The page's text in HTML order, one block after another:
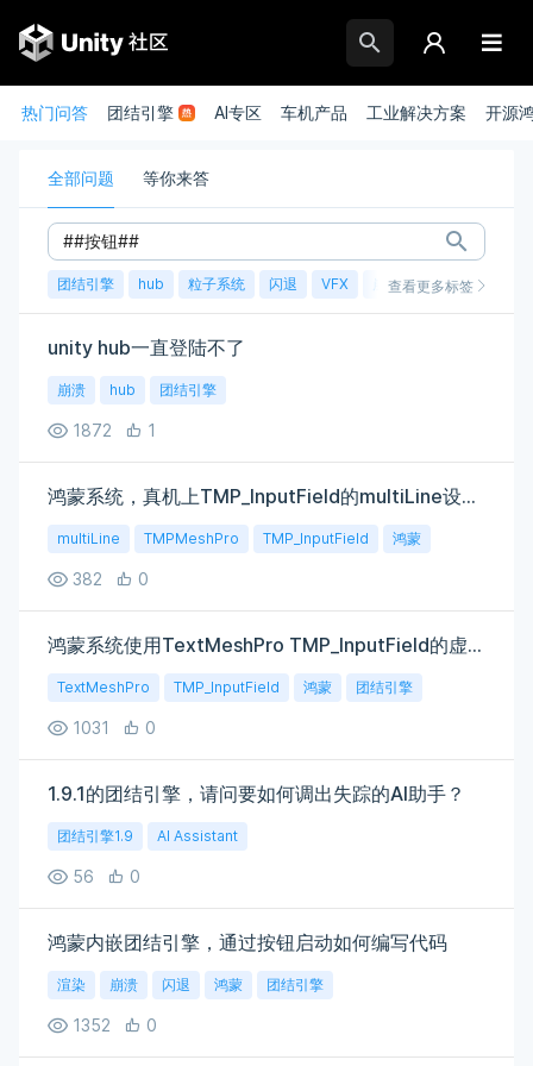
热门问答 团结引擎 AI专区 车机产品 工业解决方案 开源
全部问题 等你来答
团结引擎 hub 粒子系统 闪退 VFX 崩溃 账号 渲染
查看更多标签
unity hub一直登陆不了
崩溃 hub 团结引擎
1872 1
鸿蒙系统，真机上TMP_InputField的multiLine设置无效
multiLine TMPMeshPro TMP_InputField 鸿蒙
382 0
鸿蒙系统使用TextMeshPro TMP_InputField的虚拟键盘问题
TextMeshPro TMP_InputField 鸿蒙 团结引擎
1031 0
1.9.1的团结引擎，请问要如何调出失踪的AI助手？
团结引擎1.9 AI Assistant
56 0
鸿蒙内嵌团结引擎，通过按钮启动如何编写代码
渲染 崩溃 闪退 鸿蒙 团结引擎
1352 0